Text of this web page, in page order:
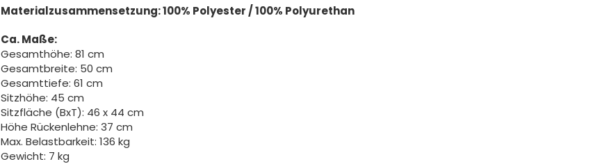
Materialzusammensetzung: 100% Polyester / 100% Polyurethan
Ca. Maße:
Gesamthöhe: 81 cm
Gesamtbreite: 50 cm
Gesamttiefe: 61 cm
Sitzhöhe: 45 cm
Sitzfläche (BxT): 46 x 44 cm
Höhe Rückenlehne: 37 cm
Max. Belastbarkeit: 136 kg
Gewicht: 7 kg